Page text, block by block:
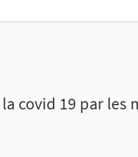
covid 19 par les